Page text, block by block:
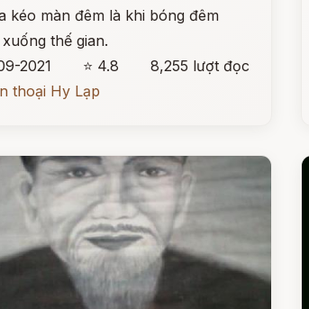
kéo màn đêm là khi bóng đêm
thế gian.
2021
⭐ 4.8
8,255 lượt đọc
thoại Hy Lạp